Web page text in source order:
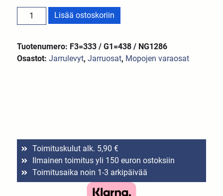
Lisää ostoskoriin
Tuotenumero: F3=333 / G1=438 / NG1286
Osastot:Jarrulevyt,Jarruosat, Mopojen varaosat
Toimituskulut alk. 5,90 €
Ilmainen toimitus yli 150 euron ostoksiin
Toimitusaika noin 1-3 arkipäivää